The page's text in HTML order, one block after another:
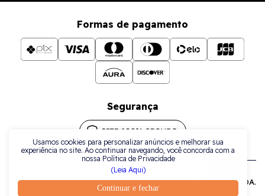
Continuar e fechar
Usamos cookies para personalizar anúncios e melhorar sua
experiência no site. Ao continuar navegando, você concorda com a
nossa Política de Privacidade
(Leia Aqui)
Formas de pagamento
Segurança
Todos os direitos reservados a La Plata Comércio de Joias LTDA.
| CNPJ: 38.079.925/0001-42